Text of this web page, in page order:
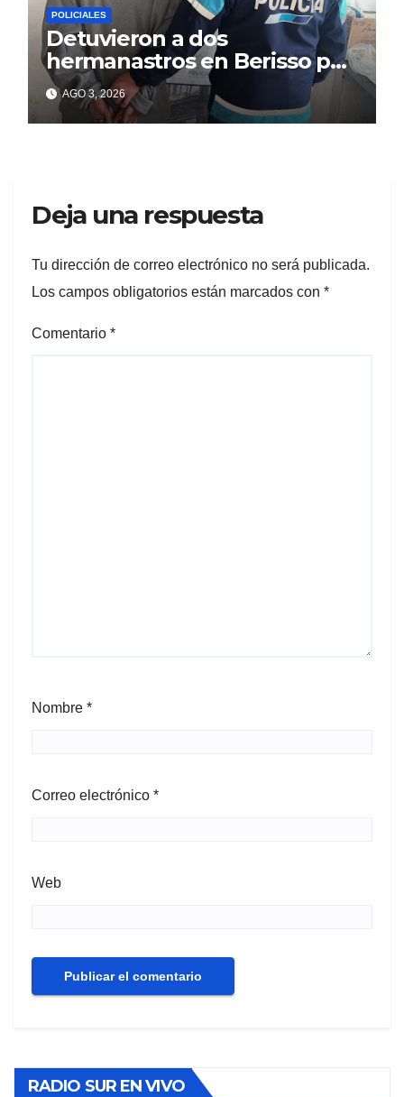
POLICIALES
Detuvieron a dos
hermanastros en Berisso por
matar a puñaladas a un
tatuador
AGO 3, 2026
Deja una respuesta
Tu dirección de correo electrónico no será publicada.
Los campos obligatorios están marcados con *
Comentario *
Nombre *
Correo electrónico *
Web
RADIO SUR EN VIVO